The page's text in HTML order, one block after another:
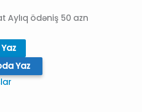
Aylıq ödəniş 50 azn
Yaz